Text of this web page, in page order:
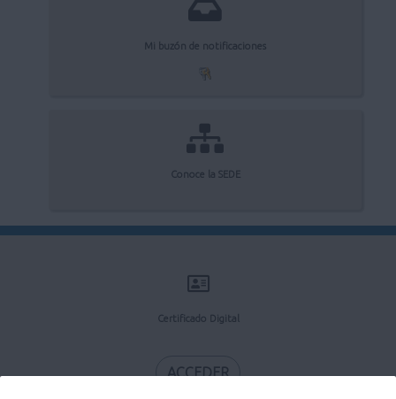
Mi buzón de notificaciones
Conoce la SEDE
Certificado Digital
ACCEDER